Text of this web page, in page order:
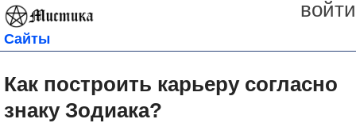
войти
Сайты
Как построить карьеру согласно
знаку Зодиака?